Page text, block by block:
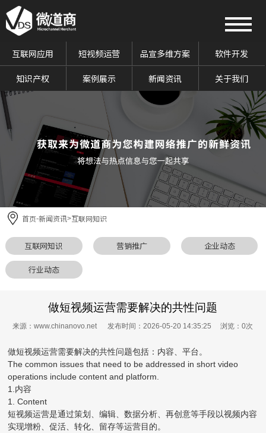
互联网应用 短视频运营 品宣多维方案 软件开发
知识产权 案例展示 新闻资讯 关于我们
首页-新闻资讯>互联网知识
互联网知识 营销推广 企业动态
行业动态
做短视频运营需要解决的共性问题
来源：www.chinanovo.net 发布时间：2026-05-20 14:35:25 浏览：0次
做短视频运营需要解决的共性问题包括：内容、平台。
The common issues that need to be addressed in short video
operations include content and platform.
1.内容
1. Content
短视频运营是通过策划、编辑、数据分析、再创意等手段以视频内容
实现增粉、促活、转化、留存等运营目的。